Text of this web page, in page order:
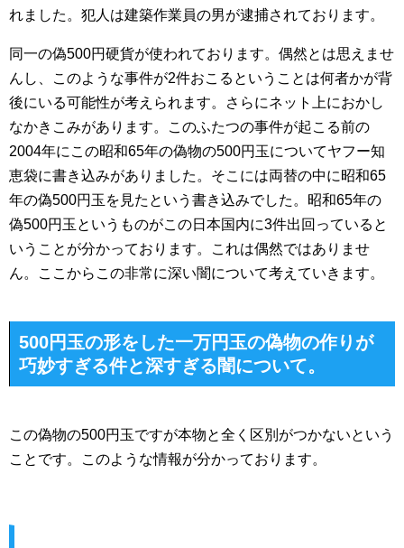
れました。犯人は建築作業員の男が逮捕されております。
同一の偽500円硬貨が使われております。偶然とは思えませ
んし、このような事件が2件おこるということは何者かが背
後にいる可能性が考えられます。さらにネット上におかし
なかきこみがあります。このふたつの事件が起こる前の
2004年にこの昭和65年の偽物の500円玉についてヤフー知
恵袋に書き込みがありました。そこには両替の中に昭和65
年の偽500円玉を見たという書き込みでした。昭和65年の
偽500円玉というものがこの日本国内に3件出回っていると
いうことが分かっております。これは偶然ではありませ
ん。ここからこの非常に深い闇について考えていきます。
500円玉の形をした一万円玉の偽物の作りが
巧妙すぎる件と深すぎる闇について。
この偽物の500円玉ですが本物と全く区別がつかないという
ことです。このような情報が分かっております。